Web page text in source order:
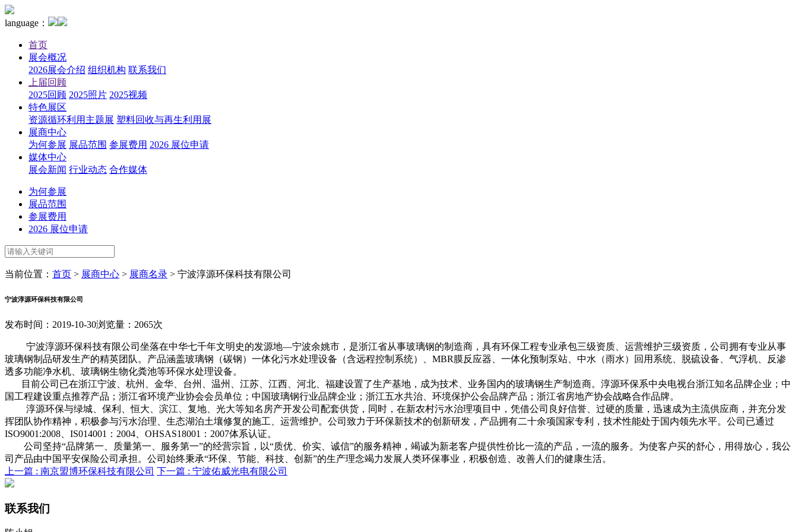
language：
首页
展会概况
2026展会介绍 组织机构 联系我们
上届回顾
2025回顾 2025照片 2025视频
特色展区
资源循环利用主题展 塑料回收与再生利用展
展商中心
为何参展 展品范围 参展费用 2026 展位申请
媒体中心
展会新闻 行业动态 合作媒体
为何参展
展品范围
参展费用
2026 展位申请
当前位置： 首页 > 展商中心 > 展商名录 > 宁波淳源环保科技有限公司
宁波淳源环保科技有限公司
发布时间：2019-10-30浏览量：2065次
宁波淳源环保科技有限公司坐落在中华七千年文明史的发源地—宁波余姚市，是浙江省从事玻璃钢的制造商，具有环保工程专业承包三级资质、运营维护三级资质，公司拥有专业从事
玻璃钢制品研发生产的精英团队。产品涵盖玻璃钢（碳钢）一体化污水处理设备（含远程控制系统）、MBR膜反应器、一体化预制泵站、中水（雨水）回用系统、脱硫设备、气浮机、反渗
透多功能净水机、玻璃钢生物化粪池等环保水处理设备。
目前公司已在浙江宁波、杭州、金华、台州、温州、江苏、江西、河北、福建设置了生产基地，成为技术、业务国内的玻璃钢生产制造商。淳源环保系中央电视台浙江知名品牌企业；中
国工程建设重点推荐产品；浙江省环境产业协会会员单位；中国玻璃钢行业品牌企业；浙江五水共治、环境保护公会品牌产品；浙江省房地产协会战略合作品牌。
淳源环保与绿城、保利、恒大、滨江、复地、光大等知名房产开发公司配套供货，同时，在新农村污水治理项目中，凭借公司良好信誉、过硬的质量，迅速成为主流供应商，并充分发
挥团队协作精神，积极参与污水治理、生态湖泊土壤修复的施工、运营维护。公司致力于环保新技术的创新研发，产品拥有二十余项国家专利，技术性能处于国内领先水平。公司已通过
ISO9001:2008、IS014001：2004、OHSAS18001：2007体系认证。
公司坚持“品牌第一、质量第一、服务第一”的经营宗旨，以“质优、价实、诚信”的服务精神，竭诚为新老客户提供性价比一流的产品，一流的服务。为使客户买的舒心，用得放心，我公
司产品由中国平安保险公司承担。公司始终秉承“环保、节能、科技、创新”的生产理念竭力发展人类环保事业，积极创造、改善人们的健康生活。
上一篇 : 南京盟博环保科技有限公司 下一篇 : 宁波佑威光电有限公司
联系我们